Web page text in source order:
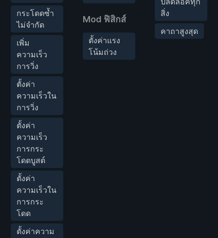
กระโดดซ้ำ
ไม่จำกัด
เพิ่ม
ความเร็ว
การวิ่ง
ตั้งค่า
ความเร็วใน
การวิ่ง
ตั้งค่า
ความเร็ว
การกระ
โดดบูสต์
ตั้งค่า
ความเร็วใน
การกระ
โดด
ตั้งค่าความ
Mod ฟิสิกส์
ตั้งค่าแรง
โน้มถ่วง
สิ่ง
คาถาสูงสุด